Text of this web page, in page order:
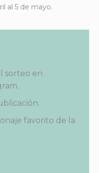
al 5 de mayo.
sorteo en
favorito de la